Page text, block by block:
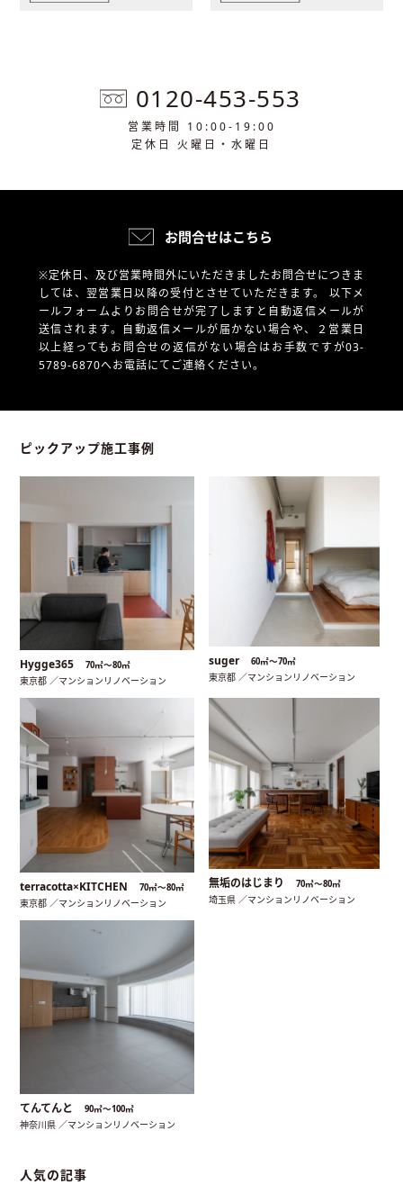
0120-453-553
営業時間 10:00-19:00
定休日 火曜日・水曜日
お問合せはこちら
※定休日、及び営業時間外にいただきましたお問合せにつきま
しては、翌営業日以降の受付とさせていただきます。 以下メ
ールフォームよりお問合せが完了しますと自動返信メールが
送信されます。自動返信メールが届かない場合や、
２営業日
以上経ってもお問合せの返信がない場合はお手数ですが03-
5789-6870へお電話にてご連絡ください。
ピックアップ施工事例
Hygge365 70㎡〜80㎡
東京都 ／マンションリノベーション
suger 60㎡〜70㎡
東京都 ／マンションリノベーション
terracotta×KITCHEN 70㎡〜80㎡
東京都 ／マンションリノベーション
無垢のはじまり 70㎡〜80㎡
埼玉県 ／マンションリノベーション
てんてんと 90㎡〜100㎡
神奈川県 ／マンションリノベーション
人気の記事